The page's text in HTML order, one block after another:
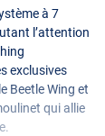
à 7
l’attention
exclusives
Beetle Wing et
qui allie